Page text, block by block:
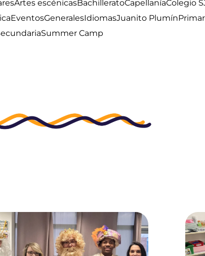
Artes escénicasBachilleratoCapellaníaColegio
EventosGeneralesIdiomasJuanito Plumín
Summer Camp